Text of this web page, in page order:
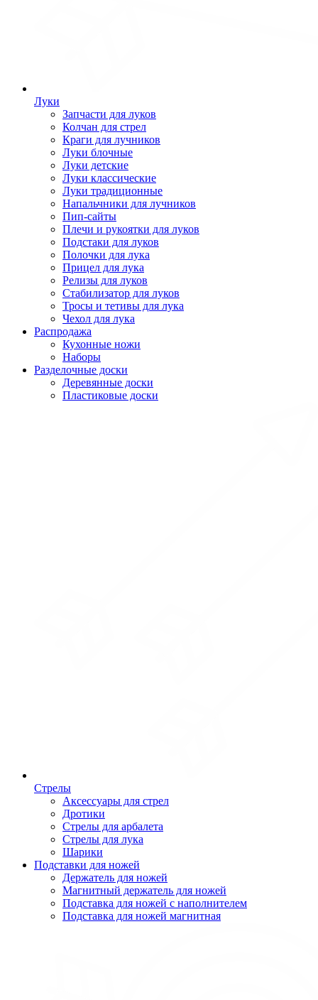
Луки
Запчасти для луков
Колчан для стрел
Краги для лучников
Луки блочные
Луки детские
Луки классические
Луки традиционные
Напальчники для лучников
Пип-сайты
Плечи и рукоятки для луков
Подстаки для луков
Полочки для лука
Прицел для лука
Релизы для луков
Стабилизатор для луков
Тросы и тетивы для лука
Чехол для лука
Распродажа
Кухонные ножи
Наборы
Разделочные доски
Деревянные доски
Пластиковые доски
Стрелы
Аксессуары для стрел
Дротики
Стрелы для арбалета
Стрелы для лука
Шарики
Подставки для ножей
Держатель для ножей
Магнитный держатель для ножей
Подставка для ножей с наполнителем
Подставка для ножей магнитная